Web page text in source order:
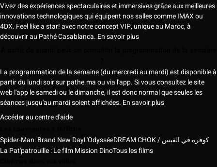
Vivez des expériences spectaculaires et immersives grâce aux meilleures
innovations technologiques qui équipent nos salles comme IMAX ou
4DX. Feel like a star! avec notre concept VIP, unique au Maroc, à
découvrir au Pathé Casablanca. En savoir plus
La programmation de la semaine (du mercredi au mardi) est disponible à
partir du lundi soir sur pathe.ma ou via l'app. Si vous consultez le site
web l'app le samedi ou le dimanche, il est donc normal que seules les
séances jusqu'au mardi soient affichées. En savoir plus
Accéder au centre d'aide
Spider-Man: Brand New DayL'Odyssée
DREAM CHOK / كوفرة في الغيس
La Pat'patrouille : Le film Mission DinoTous les films